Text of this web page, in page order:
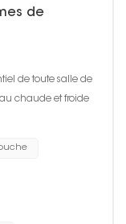
de
de toute salle de
chaude et froide